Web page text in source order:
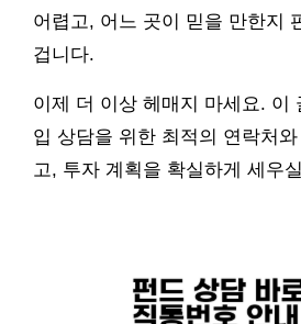
어렵고, 어느 곳이 믿을 만한지
겁니다.
이제 더 이상 헤매지 마세요. 이
입 상담을 위한 최적의 연락처
고, 투자 계획을 확실하게 세우